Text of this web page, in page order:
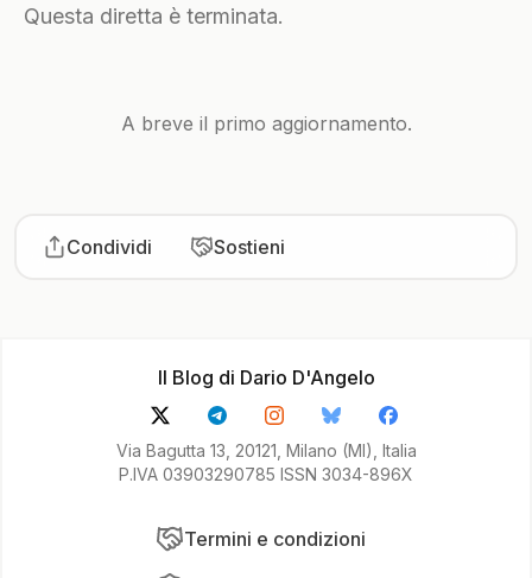
Questa diretta è terminata.
A breve il primo aggiornamento.
Condividi Sostieni
Termini e condizioni
Il Blog di Dario D'Angelo
Via Bagutta 13, 20121, Milano (MI), Italia
P.IVA 03903290785 ISSN 3034-896X